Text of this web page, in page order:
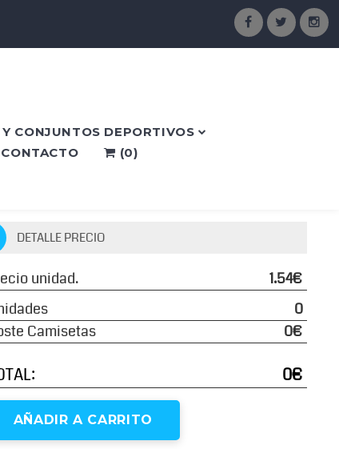
CONJUNTOS DEPORTIVOS
CONTACTO (0)
DETALLE PRECIO
unidad.
1.54€
0
Camisetas
0€
0€
AÑADIR A CARRITO